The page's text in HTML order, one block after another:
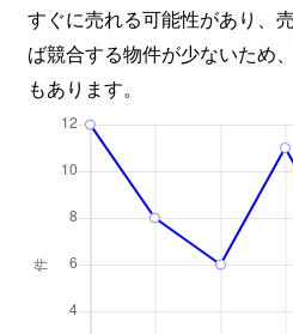
すぐに売れる可能性があり、
ば競合する物件が少ないため
もあります。